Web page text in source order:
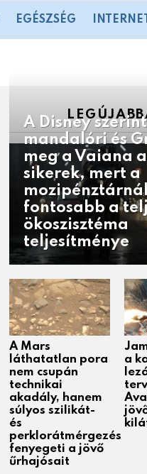
EGÉSZSÉG INTERNET
A Disney
mandalóri és
meg a Vaiana
sikerek, mert a
mozipénztárnál
fontosabb a
ökoszisztéma
teljesítménye
A Mars
láthatatlan pora
nem csupán
technikai
akadály, hanem
súlyos szilikát-
és
perklorátmérgezés
fenyegeti a jövő
űrhajósait
a